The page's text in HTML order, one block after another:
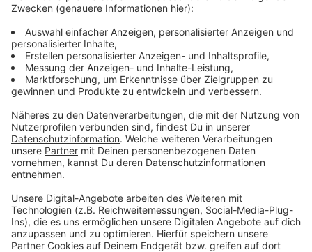
Jedes Tier muss nämlich vorher genau untersucht
werden. Der Betrieb auf dem Hof wird dadurch aber
nicht eingeschränkt, weshalb die Kreisbauernschaft
bei uns relativ entspannt ist. Für Menschen oder auch
Haustiere ist die Blauzungenkrankheit ungefährlich.
durch Milch oder Fleisch.
Anzeige
Nach Drogenrazzia in Leverkusen: Gerichtsprozess
startet
Neuer Mietspiegel für Leverkusen